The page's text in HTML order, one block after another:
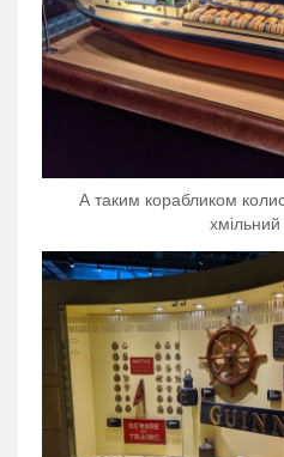
А таким корабликом
хмільний